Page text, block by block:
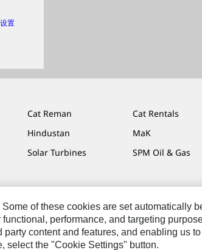
置
Cat Reman Cat Rentals
Hindustan MaK
Solar Turbines SPM Oil & Gas
私条款 Cat.com
of these cookies are set automatically
performance, and targeting
content and features, and enabling us
select the "Cookie Settings" button.